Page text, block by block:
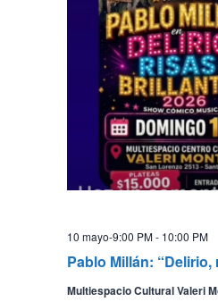
Pablo Millán:
10 mayo-9:00 PM- 10:00 PM
Multiespacio Cultural Valeri